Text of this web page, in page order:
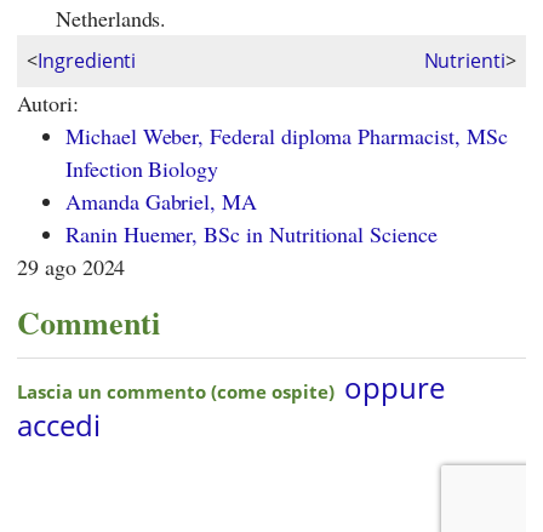
Netherlands.
<Ingredienti Nutrienti>
Autori:
Michael Weber, Federal diploma Pharmacist, MSc
Infection Biology
Amanda Gabriel, MA
Ranin Huemer, BSc in Nutritional Science
29 ago 2024
Commenti